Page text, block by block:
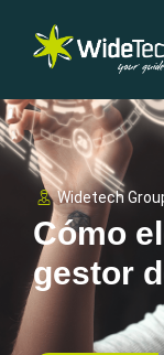
Widetech
Cómo
gestor